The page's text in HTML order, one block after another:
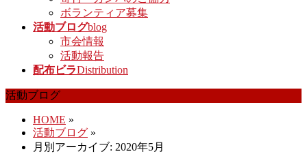
ボランティア募集
活動ブログblog
市会情報
活動報告
配布ビラDistribution
活動ブログ
HOME »
活動ブログ »
月別アーカイブ: 2020年5月